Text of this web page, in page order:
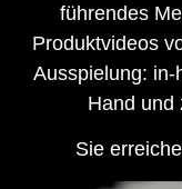
führendes
Produktvideos
Ausspielung:
Hand und
Sie